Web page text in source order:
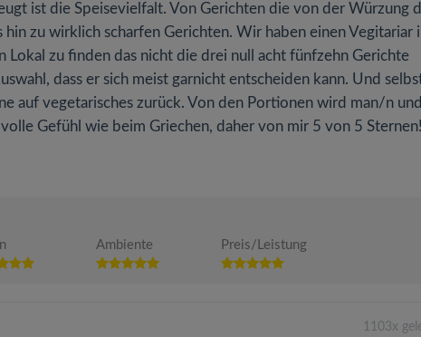
ist die Speisevielfalt. Von Gerichten die von der Würzung
hin zu wirklich scharfen Gerichten. Wir haben einen Vegitariar
Lokal zu finden das nicht die drei null acht fünfzehn Gerichte
dass er sich meist garnicht entscheiden kann. Und
auf vegetarisches zurück. Von den Portionen wird man/n
Gefühl wie beim Griechen, daher von mir 5 von 5
Ambiente Preis/Leistung
1103x